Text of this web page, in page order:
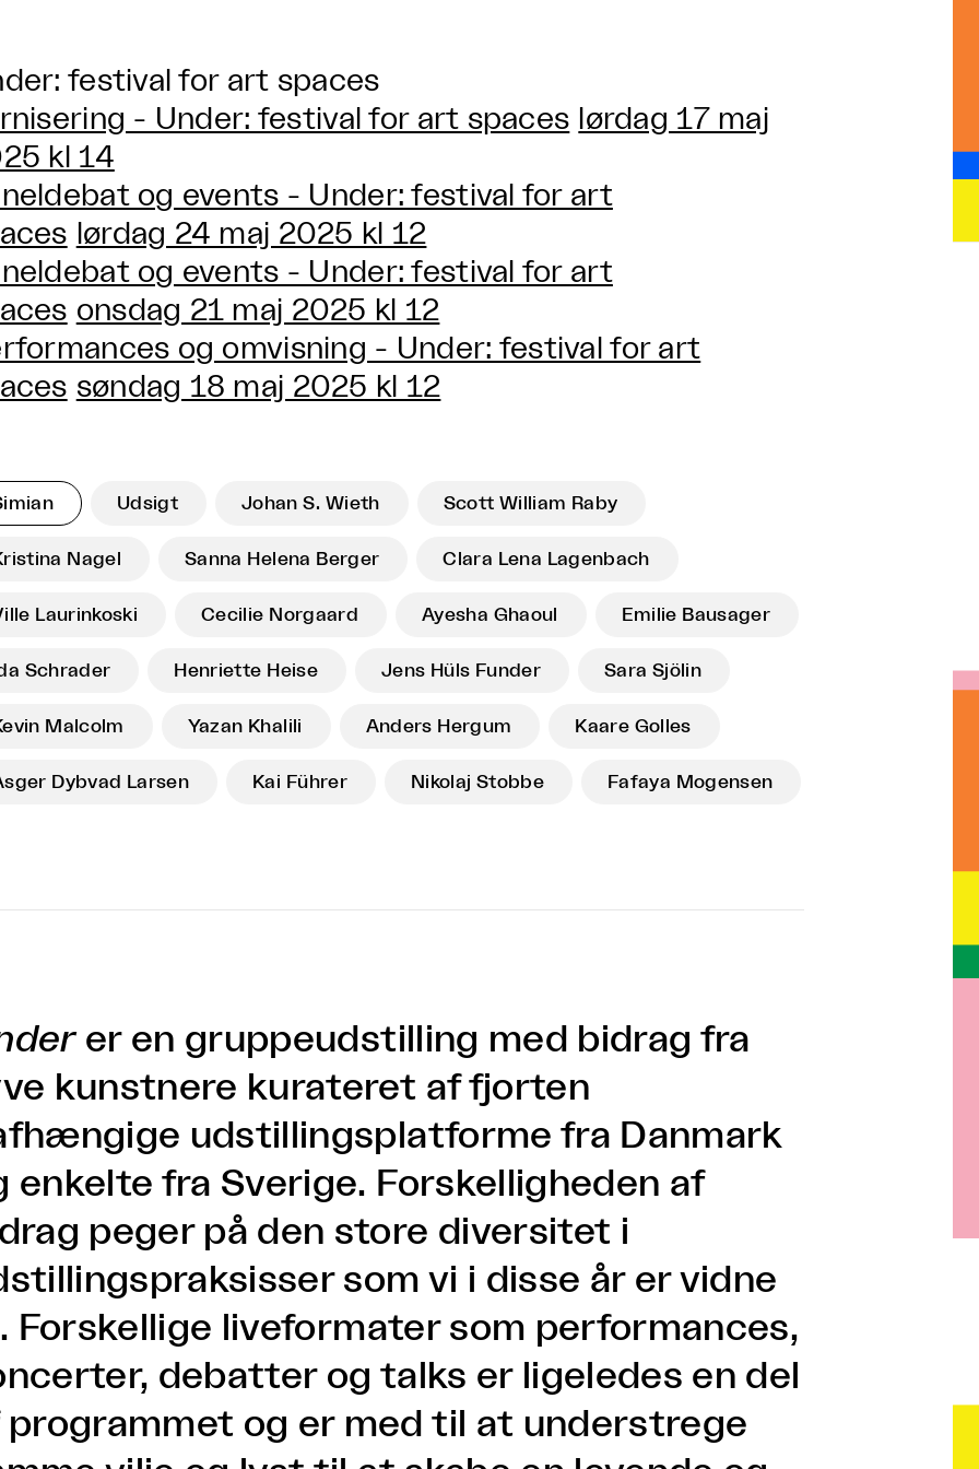
festival for art spaces
- Under: festival for art spaces lørdag 17 maj
kl 14
og events - Under: festival for art
lørdag 24 maj 2025 kl 12
og events - Under: festival for art
onsdag 21 maj 2025 kl 12
og omvisning - Under: festival for art
søndag 18 maj 2025 kl 12
Udsigt Johan S. Wieth Scott William Raby
Nagel Sanna Helena Berger Clara Lena Lagenbach
Laurinkoski Cecilie Norgaard Ayesha Ghaoul Emilie Bausager
Schrader Henriette Heise Jens Hüls Funder Sara Sjölin
Malcolm Yazan Khalili Anders Hergum Kaare Golles
Dybvad Larsen Kai Führer Nikolaj Stobbe Fafaya Mogensen
er en gruppeudstilling med bidrag fra
kunstnere kurateret af fjorten
udstillingsplatforme fra Danmark
enkelte fra Sverige. Forskelligheden af
peger på den store diversitet i
som vi i disse år er vidne
Forskellige liveformater som performances,
debatter og talks er ligeledes en del
programmet og er med til at understrege